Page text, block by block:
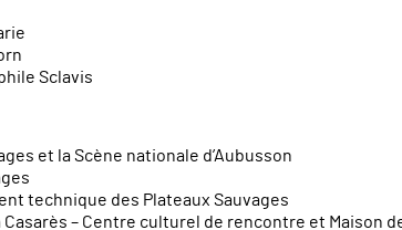
Sclavis
et la Scène nationale d’Aubusson
technique des Plateaux Sauvages
– Centre culturel de rencontre et Maison